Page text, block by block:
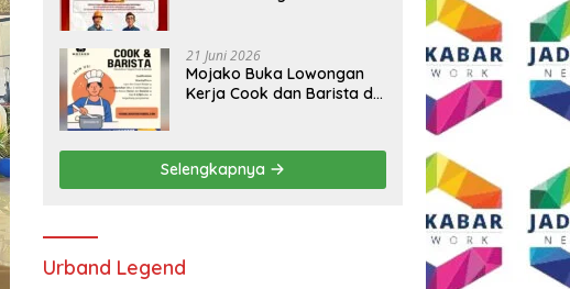
Syaratnya
21 Juni 2026
Mojako Buka Lowongan
Kerja Cook dan Barista di
Selengkapnya
Urband Legend